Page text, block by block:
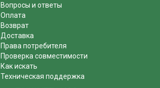
Вопросы и ответы
Оплата
Возврат
Доставка
Права потребителя
Проверка совместимости
Как искать
Техническая поддержка